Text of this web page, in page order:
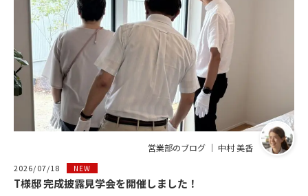
営業部のブログ ｜ 中村 美香
2026/07/18 NEW
T様邸 完成披露見学会を開催しました！